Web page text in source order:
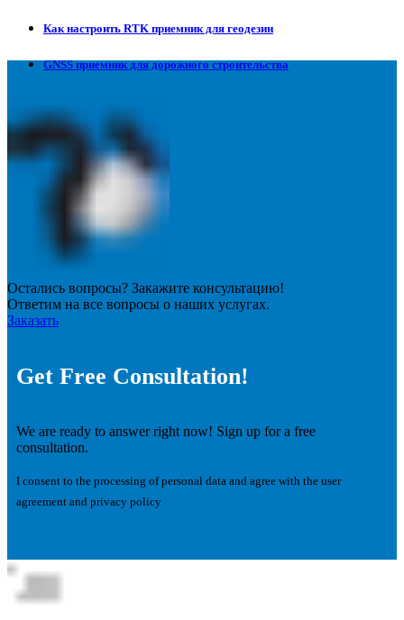
Как настроить RTK приемник для геодезии
GNSS приемник для дорожного строительства
Остались вопросы? Закажите консультацию!
Ответим на все вопросы о наших услугах.
Заказать
Get Free Consultation!
We are ready to answer right now! Sign up for a free
consultation.
I consent to the processing of personal data and agree with the user
agreement and privacy policy